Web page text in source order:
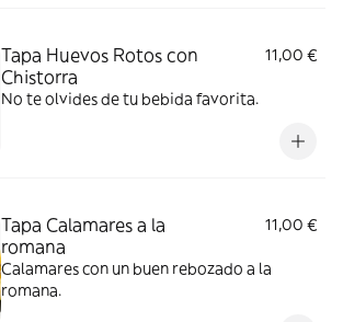
Tapa Huevos Rotos con
Chistorra
11,00 €
No te olvides de tu bebida favorita.
Tapa Calamares a la
romana
11,00 €
Calamares con un buen rebozado a la
romana.